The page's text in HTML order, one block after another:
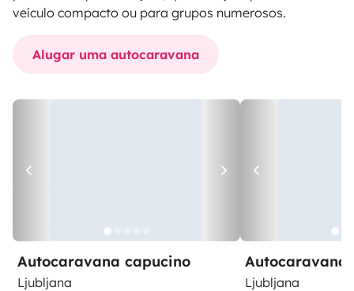
veículo compacto ou para grupos numerosos.
Alugar uma autocaravana
Autocaravana capucino
Ljubljana
Autocaravana
Ljubljana